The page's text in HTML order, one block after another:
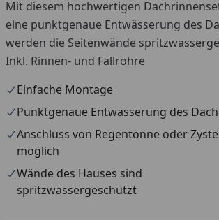
Mit diesem hochwertigen
eine punktgenaue Entwässerung des
werden die Seitenwände
Inkl. Rinnen- und Fallrohre
Einfache Montage
Punktgenaue Entwässerung des
Anschluss von Regentonne oder
möglich
Wände des Hauses sind
spritzwassergeschützt